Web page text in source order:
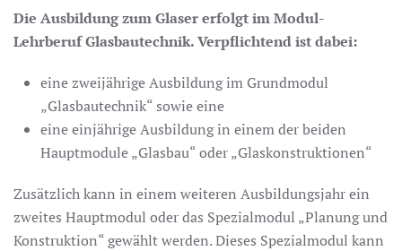
Die Ausbildung zum Glaser erfolgt im Modul-
Lehrberuf Glasbautechnik. Verpflichtend ist dabei:
eine zweijährige Ausbildung im Grundmodul
„Glasbautechnik“ sowie eine
eine einjährige Ausbildung in einem der beiden
Hauptmodule „Glasbau“ oder „Glaskonstruktionen“
Zusätzlich kann in einem weiteren Ausbildungsjahr ein
zweites Hauptmodul oder das Spezialmodul „Planung und
Konstruktion“ gewählt werden. Dieses Spezialmodul kann